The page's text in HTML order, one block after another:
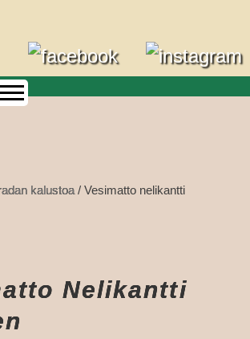
kalustoa/ Vesimatto nelikantti
Nelikantti